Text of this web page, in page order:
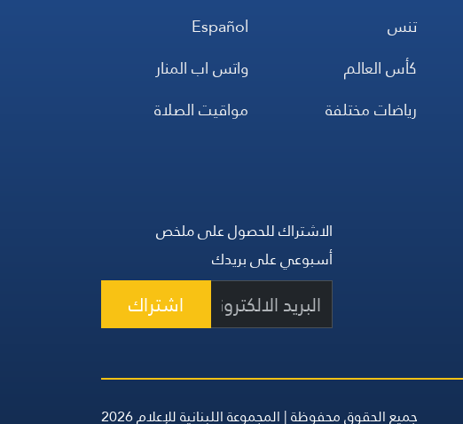
تنس
كأس العالم
رياضات مختلفة
Español
واتس اب المنار
مواقيت الصلاة
الاشتراك للحصول على ملخص
أسبوعي على بريدك
اشتراك
جميع الحقوق محفوظة | المجموعة اللبنانية للإعلام 2026